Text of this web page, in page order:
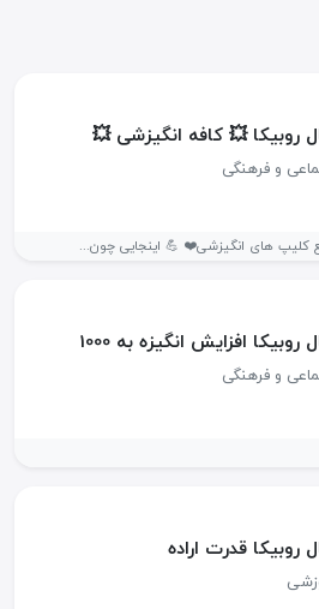
روبیکا 💥 کافه انگیزشی 💥
و فرهنگی
کلیپ‌ های انگیزشی❤️ 💪 اینجایی چون...
روبیکا افزایش انگیزه به 1000
و فرهنگی
روبیکا قدرت اراده